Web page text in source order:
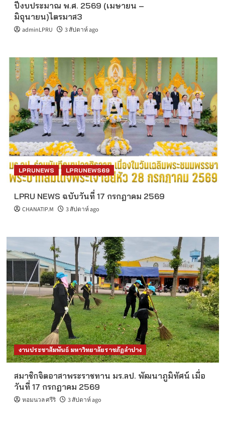
ปีงบประมาณ พ.ศ. 2569 (เมษายน –
มิถุนายน)ไตรมาส3
adminLPRU 3 สัปดาห์ ago
LPRUNEWS LPRUNEWS69
LPRU NEWS ฉบับวันที่ 17 กรกฎาคม 2569
CHANATIP.M 3 สัปดาห์ ago
งานประชาสัมพันธ์ มหาวิทยาลัยราชภัฏลำปาง
สมาชิกจิตอาสาพระราชทาน มร.ลป. พัฒนาภูมิทัศน์ เมื่อ
วันที่ 17 กรกฎาคม 2569
หอมนวล ศรีริ 3 สัปดาห์ ago